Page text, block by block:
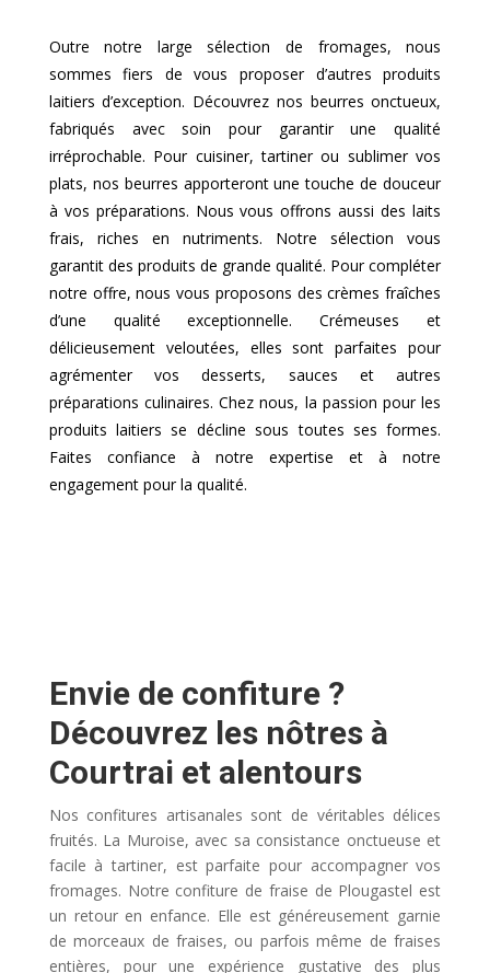
Outre notre large sélection de fromages, nous
sommes fiers de vous proposer d’autres produits
laitiers d’exception. Découvrez nos beurres onctueux,
fabriqués avec soin pour garantir une qualité
irréprochable. Pour cuisiner, tartiner ou sublimer vos
plats, nos beurres apporteront une touche de douceur
à vos préparations. Nous vous offrons aussi des laits
frais, riches en nutriments. Notre sélection vous
garantit des produits de grande qualité. Pour compléter
notre offre, nous vous proposons des crèmes fraîches
d’une qualité exceptionnelle. Crémeuses et
délicieusement veloutées, elles sont parfaites pour
agrémenter vos desserts, sauces et autres
préparations culinaires. Chez nous, la passion pour les
produits laitiers se décline sous toutes ses formes.
Faites confiance à notre expertise et à notre
engagement pour la qualité.
Envie de confiture ?
Découvrez les nôtres à
Courtrai et alentours
Nos confitures artisanales sont de véritables délices
fruités. La Muroise, avec sa consistance onctueuse et
facile à tartiner, est parfaite pour accompagner vos
fromages. Notre confiture de fraise de Plougastel est
un retour en enfance. Elle est généreusement garnie
de morceaux de fraises, ou parfois même de fraises
entières, pour une expérience gustative des plus